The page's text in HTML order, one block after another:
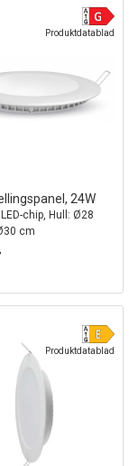
Produktdatablad
24W
chip, Hull: Ø28
cm
Produktdatablad